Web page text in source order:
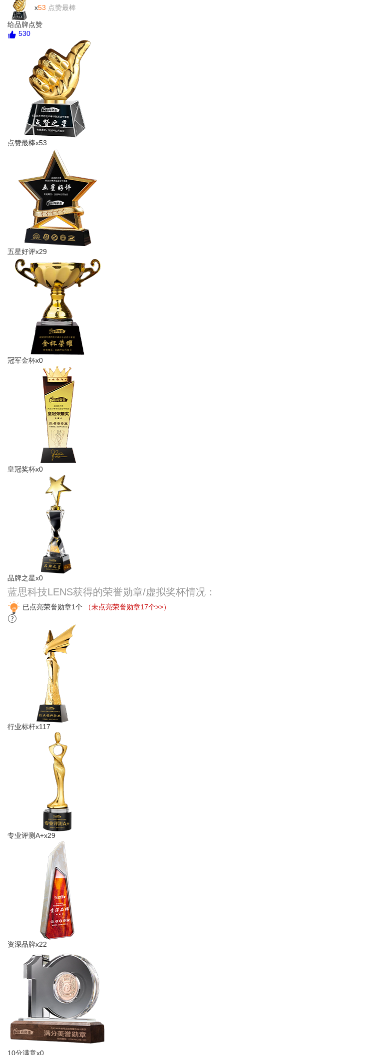
x53 点赞最棒
给品牌点赞
530
点赞最棒x53
五星好评x29
冠军金杯x0
皇冠奖杯x0
品牌之星x0
蓝思科技LENS获得的荣誉勋章/虚拟奖杯情况：
已点亮荣誉勋章1个 （未点亮荣誉勋章17个>>）
行业标杆x117
专业评测A+x29
资深品牌x22
10分满意x0